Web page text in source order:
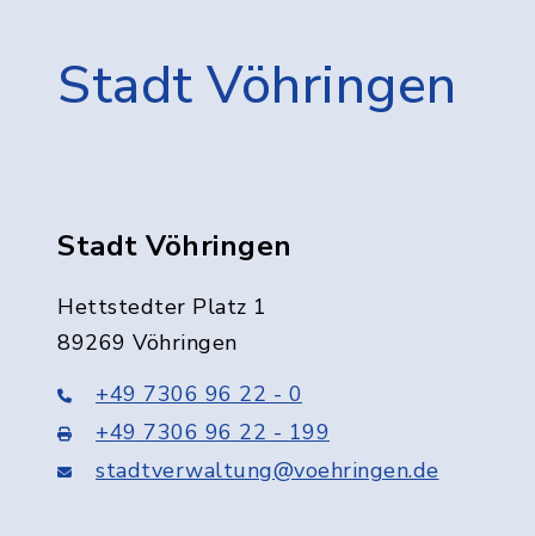
Stadt Vöhringen
Stadt Vöhringen
Hettstedter Platz 1
89269 Vöhringen
+49 7306 96 22 - 0
+49 7306 96 22 - 199
stadtverwaltung@voehringen.de